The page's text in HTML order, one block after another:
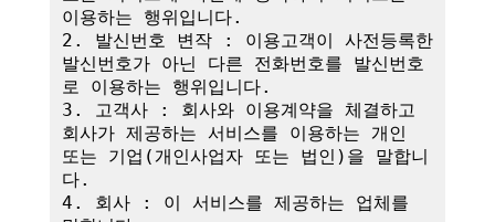
이용하는 행위입니다.
2. 발신번호 변작 : 이용고객이 사전등록한
발신번호가 아닌 다른 전화번호를 발신번호
로 이용하는 행위입니다.
3. 고객사 : 회사와 이용계약을 체결하고
회사가 제공하는 서비스를 이용하는 개인
또는 기업(개인사업자 또는 법인)을 말합니
다.
4. 회사 : 이 서비스를 제공하는 업체를